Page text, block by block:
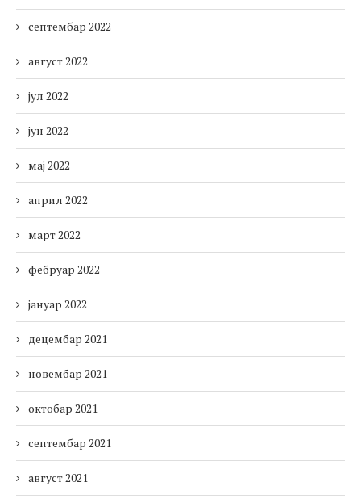
септембар 2022
август 2022
јул 2022
јун 2022
мај 2022
април 2022
март 2022
фебруар 2022
јануар 2022
децембар 2021
новембар 2021
октобар 2021
септембар 2021
август 2021